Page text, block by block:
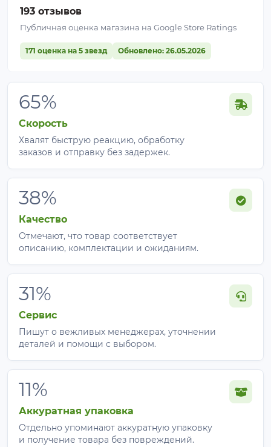
193 отзывов
Публичная оценка магазина на Google Store Ratings
171 оценка на 5 звезд Обновлено: 26.05.2026
65%
Скорость
Хвалят быструю реакцию, обработку
заказов и отправку без задержек.
38%
Качество
Отмечают, что товар соответствует
описанию, комплектации и ожиданиям.
31%
Сервис
Пишут о вежливых менеджерах, уточнении
деталей и помощи с выбором.
11%
Аккуратная упаковка
Отдельно упоминают аккуратную упаковку
и получение товара без повреждений.